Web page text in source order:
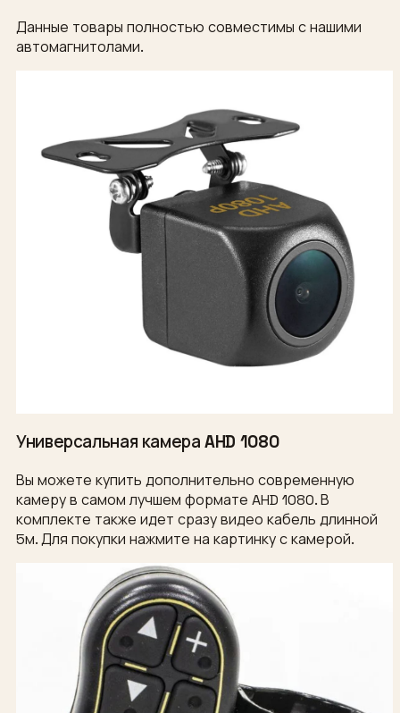
Данные товары полностью совместимы с нашими
автомагнитолами.
Универсальная камера AHD 1080
Вы можете купить дополнительно современную
камеру в самом лучшем формате AHD 1080. В
комплекте также идет сразу видео кабель длинной
5м. Для покупки нажмите на картинку с камерой.